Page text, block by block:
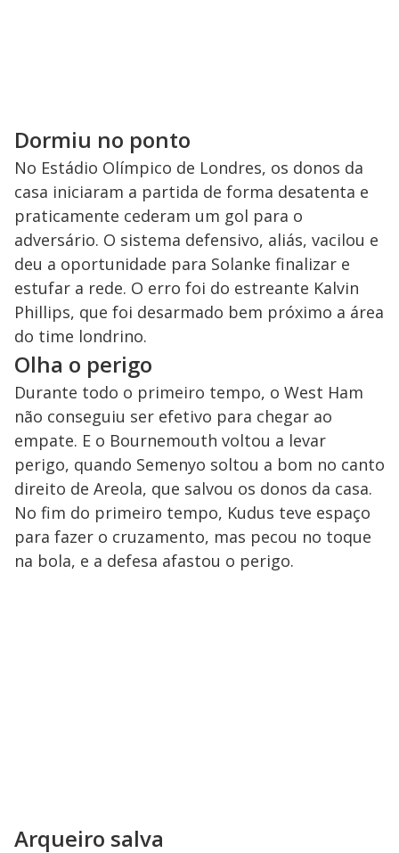
Dormiu no ponto
No Estádio Olímpico de Londres, os donos da
casa iniciaram a partida de forma desatenta e
praticamente cederam um gol para o
adversário. O sistema defensivo, aliás, vacilou e
deu a oportunidade para Solanke finalizar e
estufar a rede. O erro foi do estreante Kalvin
Phillips, que foi desarmado bem próximo a área
do time londrino.
Olha o perigo
Durante todo o primeiro tempo, o West Ham
não conseguiu ser efetivo para chegar ao
empate. E o Bournemouth voltou a levar
perigo, quando Semenyo soltou a bom no canto
direito de Areola, que salvou os donos da casa.
No fim do primeiro tempo, Kudus teve espaço
para fazer o cruzamento, mas pecou no toque
na bola, e a defesa afastou o perigo.
Arqueiro salva